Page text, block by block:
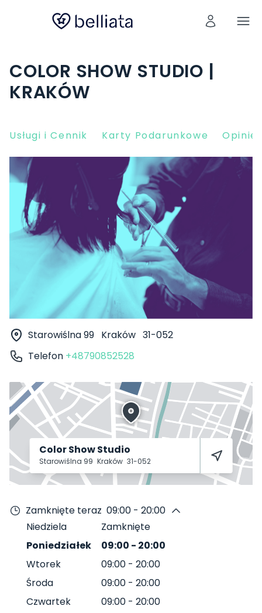
COLOR SHOW STUDIO |
KRAKÓW
Usługi i Cennik Karty Podarunkowe Opinie
Starowiślna 99 Kraków 31-052
Telefon +48790852528
Color Show Studio
Starowiślna 99 Kraków 31-052
Zamknięte teraz 09:00 - 20:00
Niedziela
Zamknięte
Poniedziałek
09:00 - 20:00
Wtorek
09:00 - 20:00
Środa
09:00 - 20:00
Czwartek
09:00 - 20:00